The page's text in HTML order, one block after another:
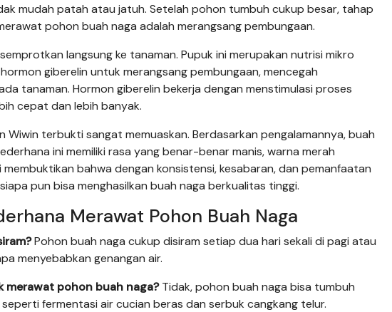
mudah patah atau jatuh. Setelah pohon tumbuh cukup besar, tahap
pohon buah naga adalah merangsang pembungaan.
langsung ke tanaman. Pupuk ini merupakan nutrisi mikro
giberelin untuk merangsang pembungaan, mencegah
tanaman. Hormon giberelin bekerja dengan menstimulasi proses
cepat dan lebih banyak.
Wiwin terbukti sangat memuaskan. Berdasarkan pengalamannya, buah
ini memiliki rasa yang benar-benar manis, warna merah
bahwa dengan konsistensi, kesabaran, dan pemanfaatan
pun bisa menghasilkan buah naga berkualitas tinggi.
Merawat Pohon Buah Naga
Pohon buah naga cukup disiram setiap dua hari sekali di pagi atau
menyebabkan genangan air.
merawat pohon buah naga?Tidak, pohon buah naga bisa tumbuh
fermentasi air cucian beras dan serbuk cangkang telur.